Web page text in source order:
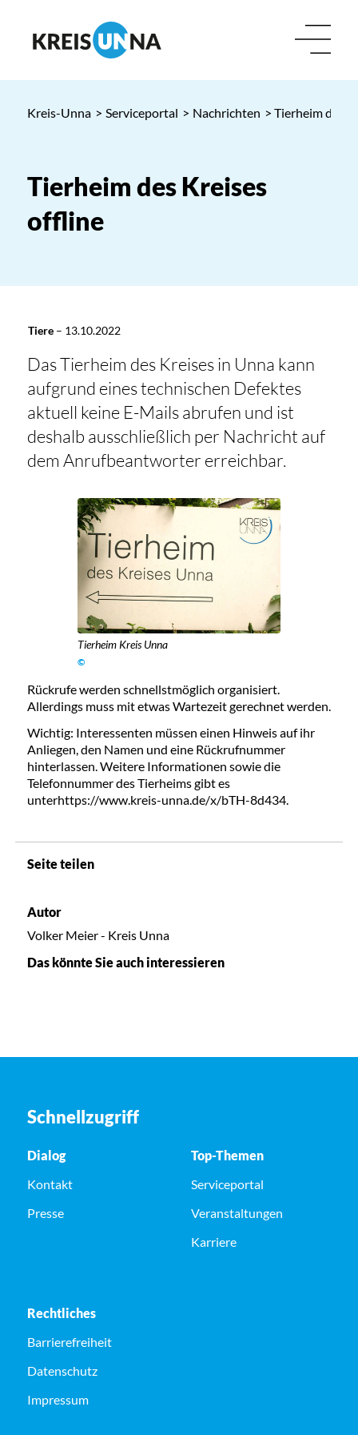
Kreis-Unna > Serviceportal > Nachrichten > Tierheim des
Tierheim des Kreises
offline
Tiere– 13.10.2022
Das Tierheim des Kreises in Unna kann
aufgrund eines technischen Defektes
aktuell keine E-Mails abrufen und ist
deshalb ausschließlich per Nachricht auf
dem Anrufbeantworter erreichbar.
Tierheim Kreis Unna
©
Rückrufe werden schnellstmöglich organisiert.
Allerdings muss mit etwas Wartezeit gerechnet werden.
Wichtig: Interessenten müssen einen Hinweis auf ihr
Anliegen, den Namen und eine Rückrufnummer
hinterlassen. Weitere Informationen sowie die
Telefonnummer des Tierheims gibt es
unterhttps://www.kreis-unna.de/x/bTH-8d434.
Seite teilen
Autor
Volker Meier - Kreis Unna
Das könnte Sie auch interessieren
Schnellzugriff
Dialog
Kontakt
Presse
Top-Themen
Serviceportal
Veranstaltungen
Karriere
Rechtliches
Barrierefreiheit
Datenschutz
Impressum